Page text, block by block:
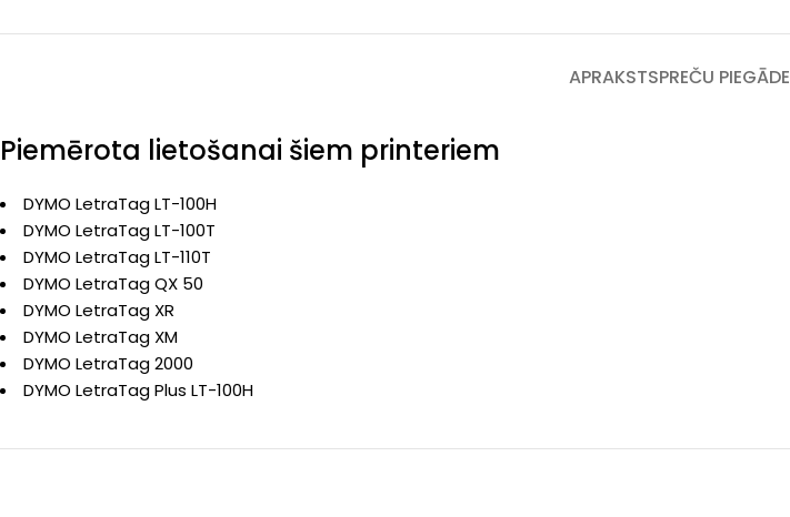
APRAKSTSPREČU PIEGĀDE
Piemērota lietošanai šiem printeriem
DYMO LetraTag LT-100H
DYMO LetraTag LT-100T
DYMO LetraTag LT-110T
DYMO LetraTag QX 50
DYMO LetraTag XR
DYMO LetraTag XM
DYMO LetraTag 2000
DYMO LetraTag Plus LT-100H